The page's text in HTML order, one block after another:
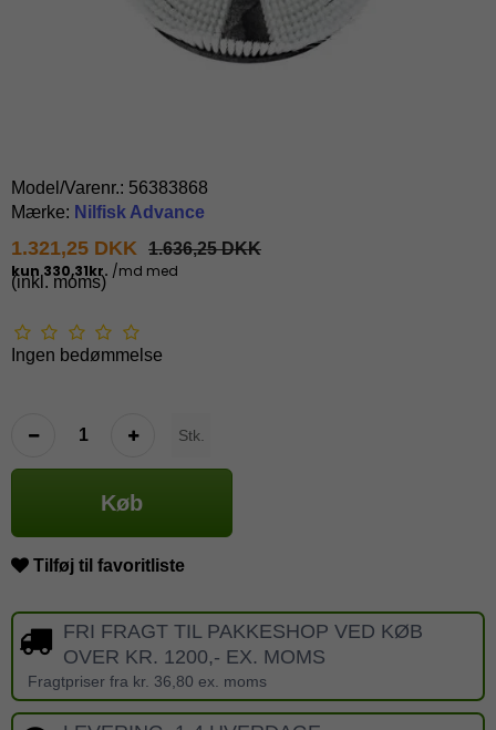
Model/Varenr.: 56383868
Mærke: Nilfisk Advance
1.321,25 DKK
1.636,25 DKK
(inkl. moms)
Ingen bedømmelse
Stk.
Køb
Tilføj til favoritliste
FRI FRAGT TIL PAKKESHOP VED KØB
OVER KR. 1200,- EX. MOMS
Fragtpriser fra kr. 36,80 ex. moms